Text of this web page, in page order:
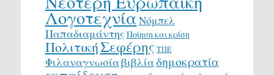
ΛογοτεχνίαΝόμπελ
Παπαδιαμάντης Ποίηση και κρίση
ΠολιτικήΣεφέρης ΤΠΕ
Φιλαναγνωσίαβιβλίαδημοκρατία